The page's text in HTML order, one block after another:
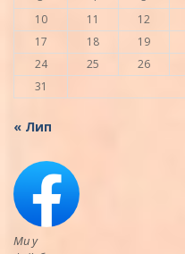
10
11 12
17
18 19
24
25 26
31
« Лип
Ми у